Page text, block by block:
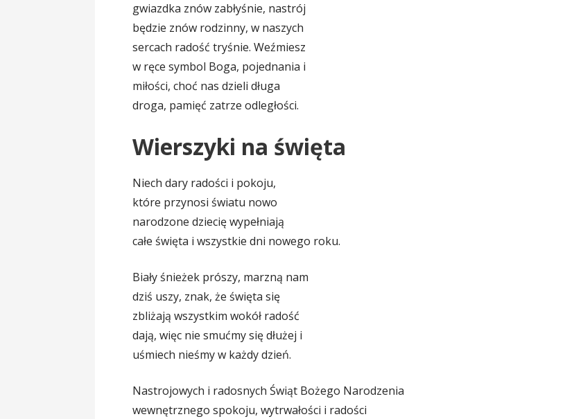
gwiazdka znów zabłyśnie, nastrój
będzie znów rodzinny, w naszych
sercach radość tryśnie. Weźmiesz
w ręce symbol Boga, pojednania i
miłości, choć nas dzieli długa
droga, pamięć zatrze odległości.
Wierszyki na święta
Niech dary radości i pokoju,
które przynosi światu nowo
narodzone dziecię wypełniają
całe święta i wszystkie dni nowego roku.
Biały śnieżek prószy, marzną nam
dziś uszy, znak, że święta się
zbliżają wszystkim wokół radość
dają, więc nie smućmy się dłużej i
uśmiech nieśmy w każdy dzień.
Nastrojowych i radosnych Świąt Bożego Narodzenia
wewnętrznego spokoju, wytrwałości i radości